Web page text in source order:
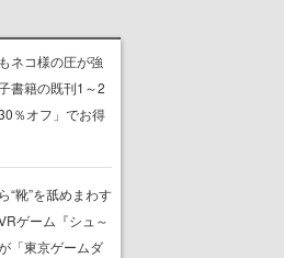
ネコ様の圧が強
書籍の既刊1～2
％オフ」でお得
ちと、ネコを溺
間のすれ違いを
“靴”を舐めまわす
ゲーム『シュ～
「東京ゲームダ